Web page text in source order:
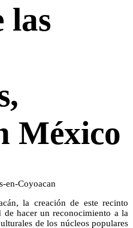
las
México
la creación de este recinto
de hacer un reconocimiento a la
de los núcleos populares